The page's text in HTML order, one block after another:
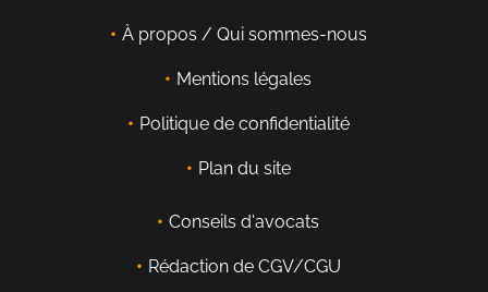
À propos / Qui sommes-nous
Mentions légales
Politique de confidentialité
Plan du site
Conseils d'avocats
Rédaction de CGV/CGU